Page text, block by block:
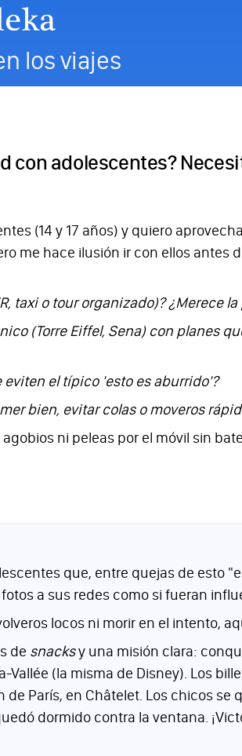
los viajes
con adolescentes?
(14 y 17 años) y quiero
me hace ilusión ir con ellos
taxi o tour organizado)? ¿Merece
(Torre Eiffel, Sena) con planes
el típico 'esto es aburrido'?
bien, evitar colas o moveros
ni peleas por el móvil sin
que, entre quejas de esto
a sus redes como si fueran
locos ni morir en el intento,
de snacksy una misión clara:
Vallée (la misma de Disney). Los
París, en Châtelet. Los chicos
dormido contra la ventana.